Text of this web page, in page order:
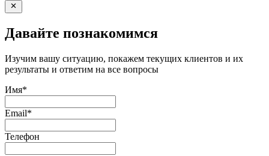
Давайте познакомимся
Изучим вашу ситуацию, покажем текущих клиентов и их
результаты и ответим на все вопросы
Имя*
Email*
Телефон